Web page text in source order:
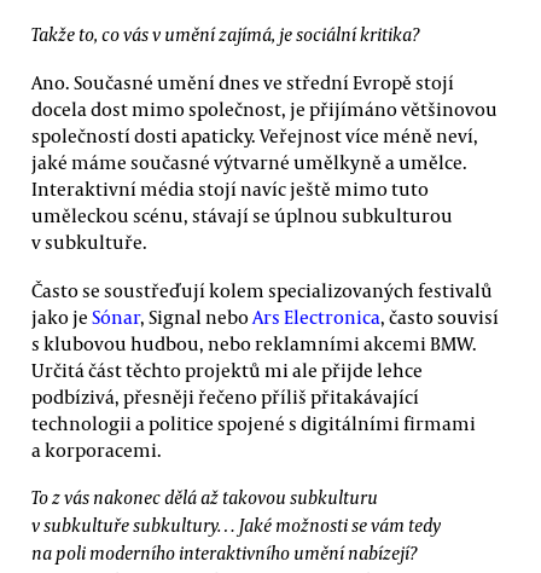
Takže to, co vás v umění zajímá, je sociální kritika?
Ano. Současné umění dnes ve střední Evropě stojí
docela dost mimo společnost, je přijímáno většinovou
společností dosti apaticky. Veřejnost více méně neví,
jaké máme současné výtvarné umělkyně a umělce.
Interaktivní média stojí navíc ještě mimo tuto
uměleckou scénu, stávají se úplnou subkulturou
v subkultuře.
Často se soustřeďují kolem specializovaných festivalů
jako je Sónar, Signal neboArs Electronica, často souvisí
s klubovou hudbou, nebo reklamními akcemi BMW.
Určitá část těchto projektů mi ale přijde lehce
podbízivá, přesněji řečeno příliš přitakávající
technologii a politice spojené s digitálními firmami
a korporacemi.
To z vás nakonec dělá až takovou subkulturu
v subkultuře subkultury… Jaké možnosti se vám tedy
na poli moderního interaktivního umění nabízejí?